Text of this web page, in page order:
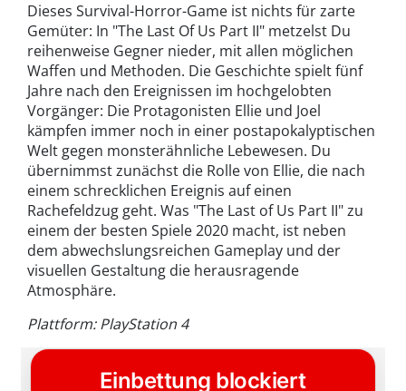
Dieses Survival-Horror-Game ist nichts für zarte
Gemüter: In "The Last Of Us Part II" metzelst Du
reihenweise Gegner nieder, mit allen möglichen
Waffen und Methoden. Die Geschichte spielt fünf
Jahre nach den Ereignissen im hochgelobten
Vorgänger: Die Protagonisten Ellie und Joel
kämpfen immer noch in einer postapokalyptischen
Welt gegen monsterähnliche Lebewesen. Du
übernimmst zunächst die Rolle von Ellie, die nach
einem schrecklichen Ereignis auf einen
Rachefeldzug geht. Was "The Last of Us Part II" zu
einem der besten Spiele 2020 macht, ist neben
dem abwechslungsreichen Gameplay und der
visuellen Gestaltung die herausragende
Atmosphäre.
Plattform: PlayStation 4